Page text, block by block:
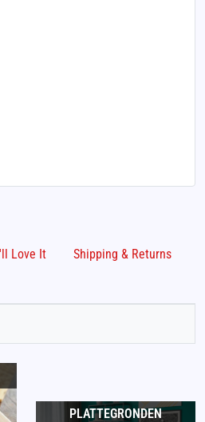
Love It Shipping & Returns
PLATTEGRONDEN